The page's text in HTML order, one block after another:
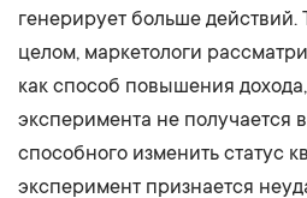
генерирует больше действий.
целом, маркетологи
как способ повышения
эксперимента не получается
способного изменить статус
эксперимент признается